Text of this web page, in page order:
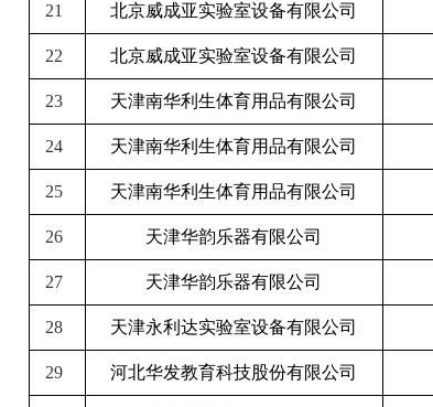
21 北京威成亚实验室设备有限公司
22 北京威成亚实验室设备有限公司
23 天津南华利生体育用品有限公司
24 天津南华利生体育用品有限公司
25 天津南华利生体育用品有限公司
26 天津华韵乐器有限公司
27 天津华韵乐器有限公司
28 天津永利达实验室设备有限公司
29 河北华发教育科技股份有限公司